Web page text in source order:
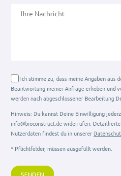
Ich stimme zu, dass meine Angaben aus
Beantwortung meiner Anfrage erhoben und
werden nach abgeschlossener Bearbeitung
Hinweis: Du kannst Deine Einwilligung
info@bioconstruct.de widerrufen.
Nutzerdaten findest du in unserer
* Pflichtfelder, müssen ausgefüllt werden.